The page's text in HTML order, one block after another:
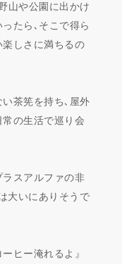
山や公園に出かけ
たら､そこで得ら
しさに満ちるの
茶筅を持ち､屋外
の生活で巡り会
スアルファの非
大いにありそうで
ヒー淹れるよ』